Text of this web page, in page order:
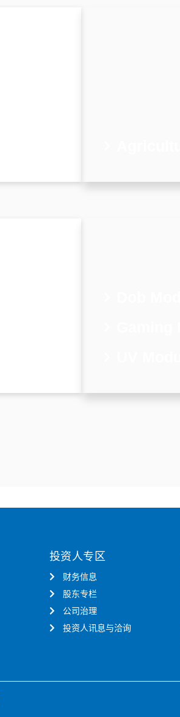
投资人专区
财务信息
股东专栏
公司治理
投资人讯息与洽询